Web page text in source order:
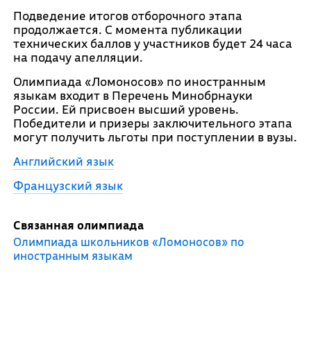
Подведение итогов отборочного этапа
продолжается. С момента публикации
технических баллов у участников будет 24 часа
на подачу апелляции.
Олимпиада «Ломоносов» по иностранным
языкам входит в Перечень Минобрнауки
России. Ей присвоен высший уровень.
Победители и призеры заключительного этапа
могут получить льготы при поступлении в вузы.
Английский язык
Французский язык
Связанная олимпиада
Олимпиада школьников «Ломоносов» по
иностранным языкам